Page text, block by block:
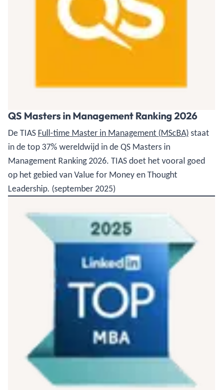
QS Masters in Management Ranking 2026
De TIAS Full-time Master in Management (MScBA)staat
in de top 37% wereldwijd in de QS Masters in
Management Ranking 2026. TIAS doet het vooral goed
op het gebied van Value for Money en Thought
Leadership. (september 2025)